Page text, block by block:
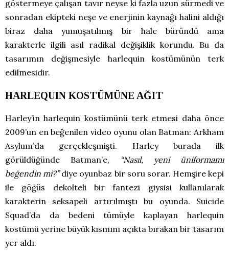
göstermeye çalışan tavır neyse ki fazla uzun sürmedi ve
sonradan ekipteki neşe ve enerjinin kaynağı halini aldığı
biraz daha yumuşatılmış bir hale büründü ama
karakterle ilgili asıl radikal değişiklik korundu. Bu da
tasarımın değişmesiyle harlequin kostümünün terk
edilmesidir.
HARLEQUIN KOSTÜMÜNE AĞIT
Harley’in harlequin kostümünü terk etmesi daha önce
2009’un en beğenilen video oyunu olan Batman: Arkham
Asylum’da gerçekleşmişti. Harley burada ilk
görüldüğünde Batman’e,
“Nasıl, yeni üniformamı
beğendin mi?”diye oyunbaz bir soru sorar. Hemşire kepi
ile göğüs dekolteli bir fantezi giysisi kullanılarak
karakterin seksapeli artırılmıştı bu oyunda. Suicide
Squad’da da bedeni tümüyle kaplayan harlequin
kostümü yerine büyük kısmını açıkta bırakan bir tasarım
yer aldı.